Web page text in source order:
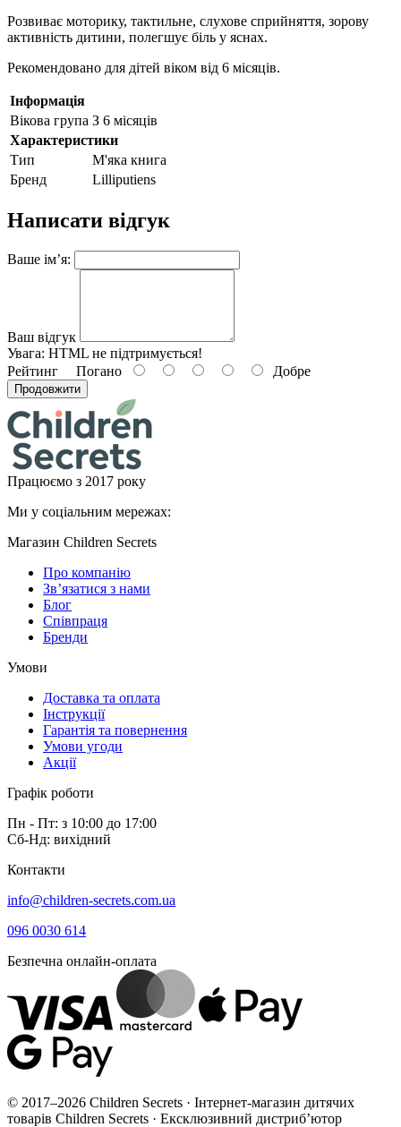
Розвиває моторику, тактильне, слухове сприйняття, зорову
активність дитини, полегшує біль у яснах.
Рекомендовано для дітей віком від 6 місяців.
Інформація
Вікова група З 6 місяців
Характеристики
Тип
М'яка книга
Бренд
Lilliputiens
Написати відгук
Ваше ім’я:
Ваш відгук
Увага: HTML не підтримується!
Рейтинг Погано Добре
Продовжити
Працюємо з 2017 року
Ми у соціальним мережах:
Магазин Children Secrets
Про компанію
Зв’язатися з нами
Блог
Співпраця
Бренди
Умови
Доставка та оплата
Інструкції
Гарантія та повернення
Умови угоди
Акції
Графік роботи
Пн - Пт: з 10:00 до 17:00
Сб-Нд: вихідний
Контакти
info@children-secrets.com.ua
096 0030 614
Безпечна онлайн-оплата
© 2017–2026 Children Secrets · Інтернет-магазин дитячих
товарів Children Secrets · Ексклюзивний дистриб’ютор